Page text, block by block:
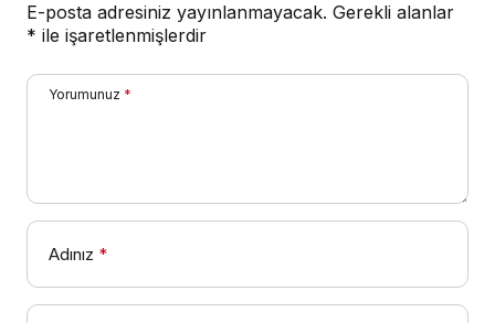
E-posta adresiniz yayınlanmayacak. Gerekli alanlar
* ile işaretlenmişlerdir
Yorumunuz *
Adınız *